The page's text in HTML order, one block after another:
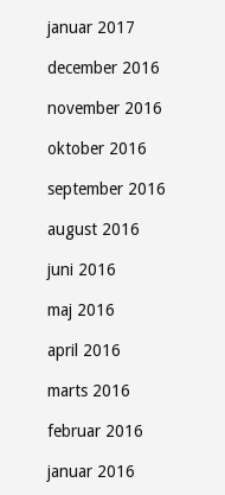
januar 2017
december 2016
november 2016
oktober 2016
september 2016
august 2016
juni 2016
maj 2016
april 2016
marts 2016
februar 2016
januar 2016